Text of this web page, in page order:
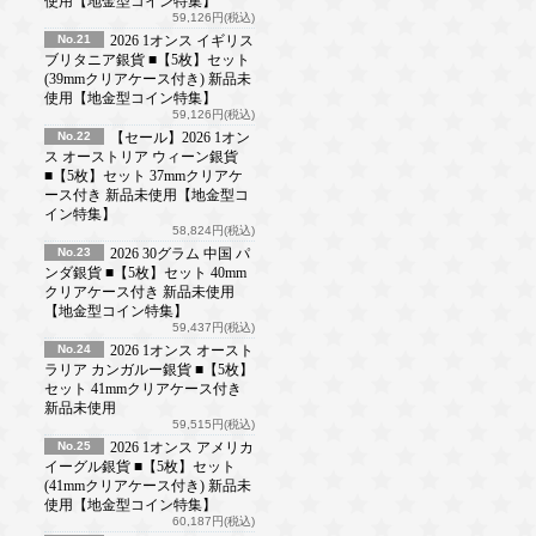
59,126円(税込)
No.21
2026 1オンス イギリス
ブリタニア銀貨 ■【5枚】セット
(39mmクリアケース付き) 新品未
使用【地金型コイン特集】
59,126円(税込)
No.22
【セール】2026 1オン
ス オーストリア ウィーン銀貨
■【5枚】セット 37mmクリアケ
ース付き 新品未使用【地金型コ
イン特集】
58,824円(税込)
No.23
2026 30グラム 中国 パ
ンダ銀貨 ■【5枚】セット 40mm
クリアケース付き 新品未使用
【地金型コイン特集】
59,437円(税込)
No.24
2026 1オンス オースト
ラリア カンガルー銀貨 ■【5枚】
セット 41mmクリアケース付き
新品未使用
59,515円(税込)
No.25
2026 1オンス アメリカ
イーグル銀貨 ■【5枚】セット
(41mmクリアケース付き) 新品未
使用【地金型コイン特集】
60,187円(税込)